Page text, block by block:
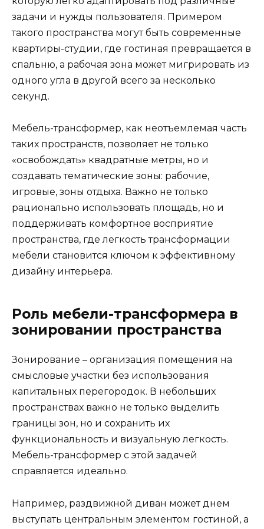
задачи и нужды пользователя. Примером
такого пространства могут быть современные
квартиры-студии, где гостиная превращается в
спальню, а рабочая зона может мигрировать из
одного угла в другой всего за несколько
секунд.
Мебель-трансформер, как неотъемлемая часть
таких пространств, позволяет не только
«освобождать» квадратные метры, но и
создавать тематические зоны: рабочие,
игровые, зоны отдыха. Важно не только
рационально использовать площадь, но и
поддерживать комфортное восприятие
пространства, где легкость трансформации
мебели становится ключом к эффективному
дизайну интерьера.
Роль мебели-трансформера в
зонировании пространства
Зонирование – организация помещения на
смысловые участки без использования
капитальных перегородок. В небольших
пространствах важно не только выделить
границы зон, но и сохранить их
функциональность и визуальную легкость.
Мебель-трансформер с этой задачей
справляется идеально.
Например, раздвижной диван может днем
выступать центральным элементом гостиной, а